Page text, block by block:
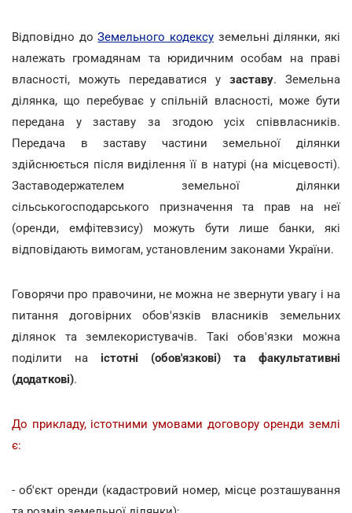
Відповідно доЗемельного кодексу земельні ділянки, які
належать громадянам та юридичним особам на праві
власності, можуть передаватися у заставу. Земельна
ділянка, що перебуває у спільній власності, може бути
передана у заставу за згодою усіх співвласників.
Передача в заставу частини земельної ділянки
здійснюється після виділення її в натурі (на місцевості).
Заставодержателем земельної ділянки
сільськогосподарського призначення та прав на неї
(оренди, емфітевзису) можуть бути лише банки, які
відповідають вимогам, установленим законами України.
Говорячи про правочини, не можна не звернути увагу і на
питання договірних обов'язків власників земельних
ділянок та землекористувачів. Такі обов'язки можна
поділити на істотні (обов'язкові) та факультативні
(додаткові).
До прикладу, істотними умовами договору оренди землі
є:
- об'єкт оренди (кадастровий номер, місце розташування